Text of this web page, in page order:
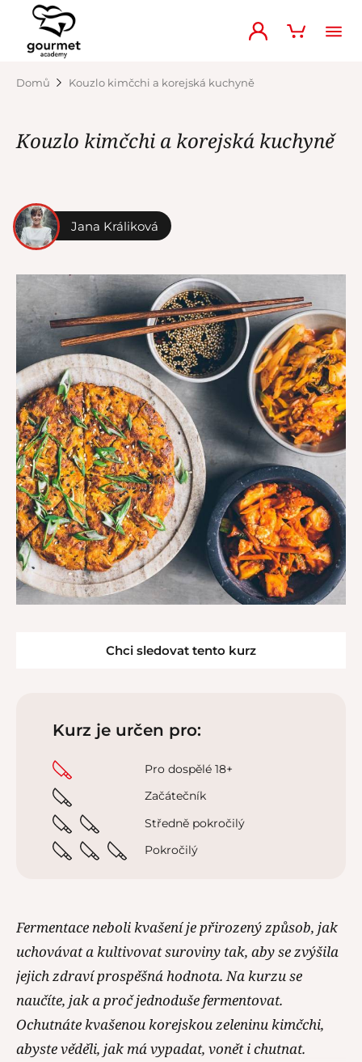
Domů Kouzlo kimčchi a korejská kuchyně
Kouzlo kimčchi a korejská kuchyně
Jana Králiková
Chci sledovat tento kurz
Kurz je určen pro:
Pro dospělé 18+
Začátečník
Středně pokročilý
Pokročilý
Fermentace neboli kvašení je přirozený způsob, jak
uchovávat a kultivovat suroviny tak, aby se zvýšila
jejich zdraví prospěšná hodnota. Na kurzu se
naučíte, jak a proč jednoduše fermentovat.
Ochutnáte kvašenou korejskou zeleninu kimčchi,
abyste věděli, jak má vypadat, vonět i chutnat.